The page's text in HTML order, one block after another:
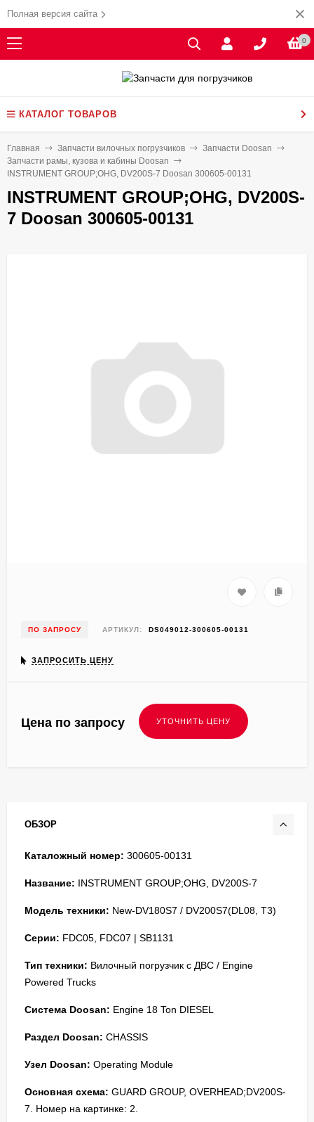
Полная версия сайта
0
КАТАЛОГ ТОВАРОВ
Главная Запчасти вилочных погрузчиков
Запчасти Doosan
Запчасти рамы, кузова и кабины Doosan
INSTRUMENT GROUP;OHG, DV200S-7 Doosan 300605-00131
INSTRUMENT GROUP;OHG, DV200S-
7 Doosan 300605-00131
ПО ЗАПРОСУ АРТИКУЛ: DS049012-300605-00131
ЗАПРОСИТЬ ЦЕНУ
Цена по запросу
ОБЗОР
Каталожный номер: 300605-00131
Название: INSTRUMENT GROUP;OHG, DV200S-7
Модель техники: New-DV180S7 / DV200S7(DL08, T3)
Серии: FDC05, FDC07 | SB1131
Тип техники: Вилочный погрузчик с ДВС / Engine
Powered Trucks
Система Doosan: Engine 18 Ton DIESEL
Раздел Doosan: CHASSIS
Узел Doosan: Operating Module
Основная схема: GUARD GROUP, OVERHEAD;DV200S-
7. Номер на картинке: 2.